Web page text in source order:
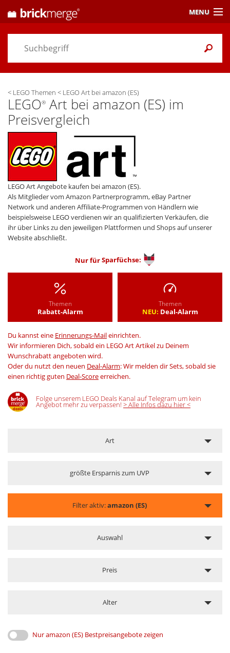
< LEGO Themen < LEGO Art bei amazon (ES)
LEGO® Art bei amazon (ES) im
Preisvergleich
LEGO Art Angebote kaufen bei amazon (ES).
Als Mitglieder vom Amazon Partnerprogramm, eBay Partner
Network und anderen Affiliate-Programmen von Händlern wie
beispielsweise LEGO verdienen wir an qualifizierten Verkäufen, die
ihr über Links zu den jeweiligen Plattformen und Shops auf unserer
Website abschließt.
Nur fürSparfüchse:
Themen
Rabatt-Alarm
Themen
NEU: Deal-Alarm
Du kannst eine Erinnerungs-Maileinrichten.
Wir informieren Dich, sobald ein LEGO Art Artikel zu Deinem
Wunschrabatt angeboten wird.
Oder du nutzt den neuen Deal-Alarm: Wir melden dir Sets, sobald sie
einen richtig guten Deal-Scoreerreichen.
Folge unserem LEGO Deals Kanal auf Telegram um kein
Angebot mehr zu verpassen! > Alle Infos dazu hier <
Art
größte Ersparnis zum UVP
Filter aktiv:amazon (ES)
Auswahl
Preis
Alter
Nur amazon (ES) Bestpreisangebote zeigen
MENU
Preisvergleich
Themen/ Händler
Alarme& Wunschlisten